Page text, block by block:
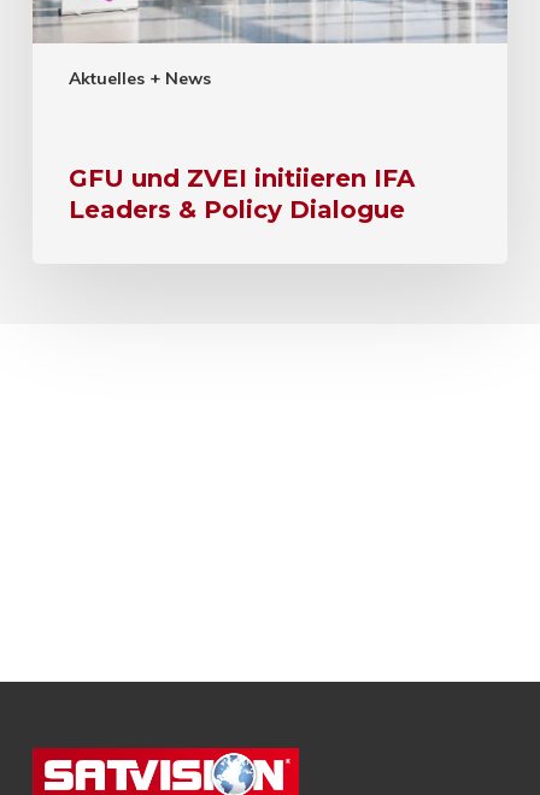
Aktuelles + News
GFU und ZVEI initiieren IFA
Leaders & Policy Dialogue